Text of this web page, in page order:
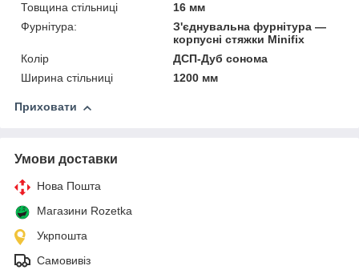
Товщина стільниці
16 мм
Фурнітура:
З'єднувальна фурнітура —
корпусні стяжки Minifix
Колір
ДСП-Дуб сонома
Ширина стільниці
1200 мм
Приховати
Умови доставки
Нова Пошта
Магазини Rozetka
Укрпошта
Самовивіз